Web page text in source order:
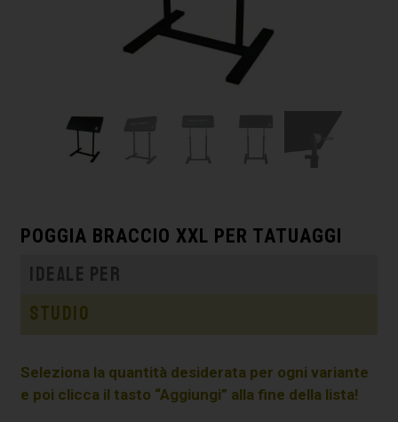
POGGIA BRACCIO XXL PER TATUAGGI
Ideale per
Studio
Seleziona la quantità desiderata per ogni variante
e poi clicca il tasto “Aggiungi” alla fine della lista!